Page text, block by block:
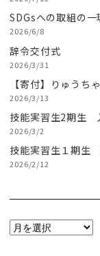
SDGsへの取組の
2026/6/8
辞令交付式
2026/3/31
【寄付】りゅう
2026/3/13
技能実習生2期生
2026/3/2
技能実習生１期
2026/2/12
ア